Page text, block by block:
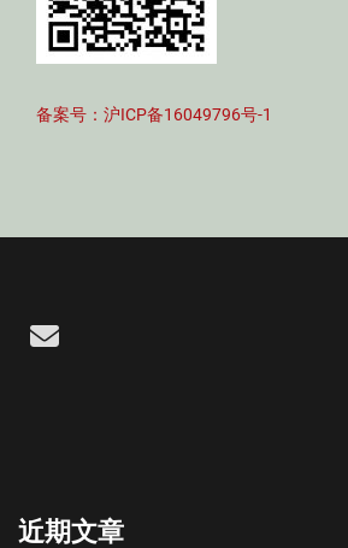
备案号：沪ICP备16049796号-1
Email
近期文章